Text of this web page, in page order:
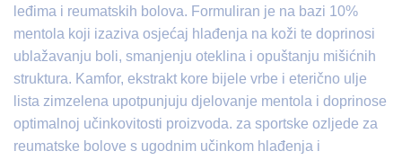
leđima i reumatskih bolova. Formuliran je na bazi 10%
mentola koji izaziva osjećaj hlađenja na koži te doprinosi
ublažavanju boli, smanjenju oteklina i opuštanju mišićnih
struktura. Kamfor, ekstrakt kore bijele vrbe i eterično ulje
lista zimzelena upotpunjuju djelovanje mentola i doprinose
optimalnoj učinkovitosti proizvoda. za sportske ozljede za
reumatske bolove s ugodnim učinkom hlađenja i